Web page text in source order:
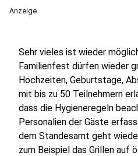
Anzeige
Sehr vieles ist wieder
Familienfest dürfen wieder
Hochzeiten, Geburtstage,
mit bis zu 50 Teilnehmern
dass die Hygieneregeln
Personalien der Gäste
dem Standesamt geht
zum Beispiel das Grillen auf